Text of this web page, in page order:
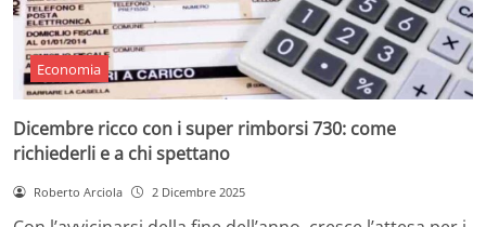
Economia
Dicembre ricco con i super rimborsi 730: come
richiederli e a chi spettano
Roberto Arciola 2 Dicembre 2025